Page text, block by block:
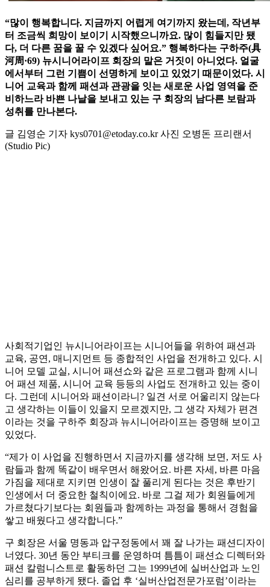
“많이 행복합니다. 지금까지 어렵게 여기까지 왔는데, 작년부
터 조금씩 희망이 보이기 시작했으니까요. 많이 힘들지만 됐
다, 더 다른 꿈을 꿀 수 있겠다 싶어요.” 행복하다는 구하주(具
河周·69) 뉴시니어라이프 회장의 말은 거짓이 아니었다. 얼굴
에서부터 그런 기쁨이 선명하게 보이고 있었기 때문이었다. 시
니어 교육과 함께 패션과 관광을 잇는 새로운 사업 영역을 준
비하느라 바쁜 나날을 보내고 있는 구 회장의 남다른 보람과
성취를 만나본다.
글 김영순 기자 kys0701@etoday.co.kr 사진 오병돈 프리랜서
(Studio Pic)
사회적기업인 뉴시니어라이프는 시니어들을 위하여 패션과
교육, 공연, 매니지먼트 등 종합적인 사업을 전개하고 있다. 시
니어 모델 교실, 시니어 패션쇼와 같은 프로그램과 함께 시니
어 패션 제품, 시니어 교육 등등의 사업도 전개하고 있는 중이
다. 그런데 시니어와 패션이라니? 일견 서로 어울리지 않는다
고 생각하는 이들이 있을지 모르겠지만, 그 생각 자체가 편견
이라는 것을 구하주 회장과 뉴시니어라이프는 증명해 보이고
있었다.
“제가 이 사업을 진행하면서 지금까지를 생각해 보면, 저도 사
람들과 함께 똑같이 배우면서 해왔어요. 바른 자세, 바른 마음
가짐을 제대로 지키면 인생이 잘 풀리게 된다는 것은 후반기
인생에서 더 중요한 철칙이에요. 바로 그걸 제가 회원들에게
가르쳤다기보다는 회원들과 함께하는 과정을 통해서 경험을
쌓고 배웠다고 생각합니다.”
구 회장은 서울 명동과 압구정동에서 꽤 잘 나가는 패션디자이
너였다. 30년 동안 부티크를 운영하며 틈틈이 패션쇼 디렉터와
패션 칼럼니스트로 활동하던 그는 1999년에 실버산업과 노인
심리를 공부하게 됐다. 졸업 후 ‘실버산업전문가포럼’이라는